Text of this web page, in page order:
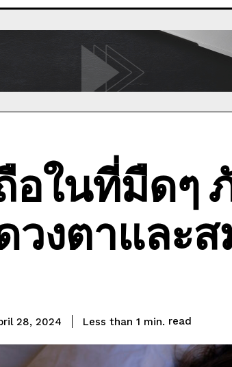
อในที่มืดๆ
วงตาและส
28, 2024 Less than 1 min. read